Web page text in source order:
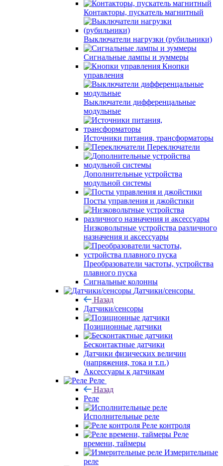
Контакторы, пускатель магнитный
Выключатели нагрузки (рубильники)
Сигнальные лампы и зуммеры
Кнопки
управления
Выключатели дифференцальные
модульные
Источники питания, трансформаторы
Переключатели
Дополнительные устройства
модульной системы
Посты управления и джойстики
Низковольтные устройства различного
назначения и аксессуары
Преобразователи частоты, устройства
плавного пуска
Сигнальные колонны
Датчики/сенсоры
Назад
Датчики/сенсоры
Позиционные датчики
Бесконтактные датчики
Датчики физических величин
(напряжения, тока и т.п.)
Аксессуары к датчикам
Реле
Назад
Реле
Исполнительные реле
Реле контроля
Реле
времени, таймеры
Измерительные
реле